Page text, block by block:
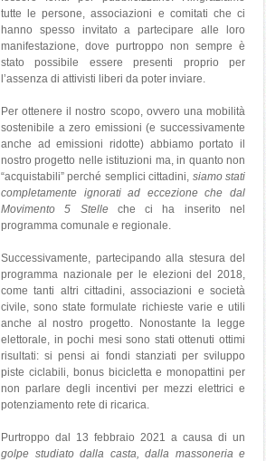
tutte le persone, associazioni e comitati che ci
hanno spesso invitato a partecipare alle loro
manifestazione, dove purtroppo non sempre è
stato possibile essere presenti proprio per
l’assenza di attivisti liberi da poter inviare.
Per ottenere il nostro scopo, ovvero una mobilità
sostenibile a zero emissioni (e successivamente
anche ad emissioni ridotte) abbiamo portato il
nostro progetto nelle istituzioni ma, in quanto non
“acquistabili” perché semplici cittadini, siamo stati
completamente ignorati ad eccezione che dal
Movimento 5 Stelleche ci ha inserito nel
programma comunale e regionale.
Successivamente, partecipando alla stesura del
programma nazionale per le elezioni del 2018,
come tanti altri cittadini, associazioni e società
civile, sono state formulate richieste varie e utili
anche al nostro progetto. Nonostante la legge
elettorale, in pochi mesi sono stati ottenuti ottimi
risultati: si pensi ai fondi stanziati per sviluppo
piste ciclabili, bonus bicicletta e monopattini per
non parlare degli incentivi per mezzi elettrici e
potenziamento rete di ricarica.
Purtroppo dal 13 febbraio 2021 a causa di un
golpe studiato dalla casta, dalla massoneria e